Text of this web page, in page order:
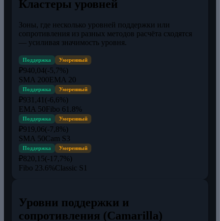
Кластеры уровней
Зоны, где несколько уровней поддержки или
сопротивления из разных методов расчёта сходятся
— усиливая значимость уровня.
Поддержка Умеренный
₽940,04(-5,7%)
SMA 200EMA 20
Поддержка Умеренный
₽931,41 (-6,6%)
EMA 50Fibo 61.8%
Поддержка Умеренный
₽919,06(-7,8%)
SMA 50Cam S3
Поддержка Умеренный
₽820,15(-17,7%)
Fibo 23.6%Classic S1
Уровни поддержки и
сопротивления (Camarilla)